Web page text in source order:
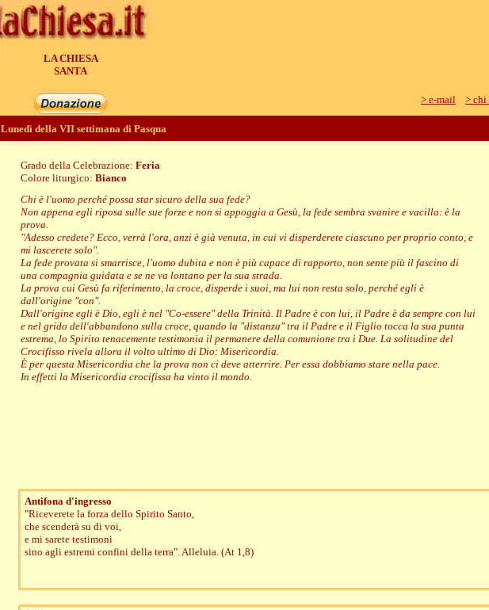
LA CHIESA
GENERA
> e-mail > chi
Lunedì della VII settimana di Pasqua
Grado della Celebrazione: Feria
Colore liturgico: Bianco
Chi è l'uomo perché possa star sicuro della sua fede?
Non appena egli riposa sulle sue forze e non si appoggia a Gesù, la fede sembra svanire e vacilla: è la
prova.
"Adesso credete? Ecco, verrà l'ora, anzi è già venuta, in cui vi disperderete ciascuno per proprio conto, e
mi lascerete solo".
La fede provata si smarrisce, l'uomo dubita e non è più capace di rapporto, non sente più il fascino di
una compagnia guidata e se ne va lontano per la sua strada.
La prova cui Gesù fa riferimento, la croce, disperde i suoi, ma lui non resta solo, perché egli è
dall'origine "con".
Dall'origine egli è Dio, egli è nel "Co-essere" della Trinità. Il Padre è con lui, il Padre è da sempre con lui
e nel grido dell'abbandono sulla croce, quando la "distanza" tra il Padre e il Figlio tocca la sua punta
estrema, lo Spirito tenacemente testimonia il permanere della comunione tra i Due. La solitudine del
Crocifisso rivela allora il volto ultimo di Dio: Misericordia.
È per questa Misericordia che la prova non ci deve atterrire. Per essa dobbiamo stare nella pace.
In effetti la Misericordia crocifissa ha vinto il mondo.
Antifona d'ingresso
"Riceverete la forza dello Spirito Santo,
che scenderà su di voi,
e mi sarete testimoni
sino agli estremi confini della terra". Alleluia. (At 1,8)